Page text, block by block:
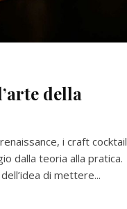
della
i craft cocktail
dalla teoria alla pratica.
di mettere...